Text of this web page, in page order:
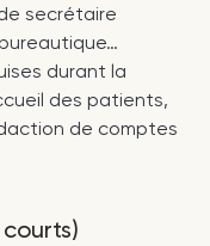
secrétaire
durant la
des patients,
de comptes